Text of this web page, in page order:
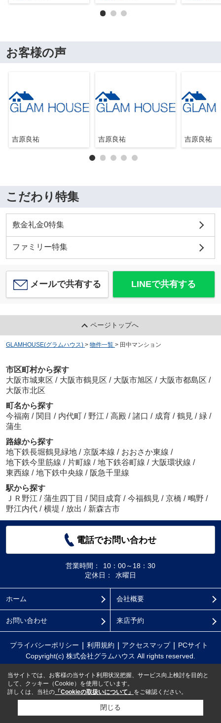
お客様の声
吉原良祐 吉原良祐 吉原良祐
こだわり特集
敷金礼金0特集
ファミリー特集
メールで共有する LINEで共有する
ページトップへ
GLAMHOUSE(グラムハウス) > 物件一覧 > 田中マンション
市区町村から探す
大阪市城東区 / 大阪市鶴見区 / 大阪市旭区 / 大阪市都島区 /
大阪市北区
町名から探す
今福南 / 関目 / 内代町 / 野江 / 高殿 / 諸口 / 成育 / 鶴見 / 緑 /
蒲生
路線から探す
地下鉄長堀鶴見緑地 / 京阪本線 / おおさか東線 /
地下鉄今里筋線 / 片町線 / 地下鉄谷町線 / 大阪環状線 /
東西線 / 地下鉄中央線 / 阪急千里線
駅から探す
ＪＲ野江 / 蒲生四丁目 / 関目成育 / 今福鶴見 / 京橋 / 鴫野 /
野江内代 / 横堤 / 放出 / 新森古市
電話でお問い合わせ
営業時間：
10：00～18：30
定休日：
水曜日
ホーム 会社概要
お問い合わせ 来店予約
プライバシーポリシー 利用規約 アクセスマップ
PCサイト
Copyright(c) 株式会社グラムハウス All rights reserved.
当サイトでは、お客様の当サイト利用状況把握、サービス向上検討を目的と
して、クッキー（Cookie）を使用しています。
詳しくは、当社の 「Cookieの取扱いについて」 をご確認ください。
閉じる